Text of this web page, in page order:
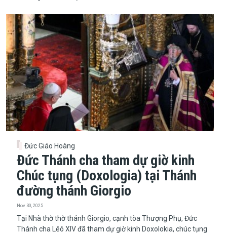
Đức Giáo Hoàng
Đức Thánh cha tham dự giờ kinh
Chúc tụng (Doxologia) tại Thánh
đường thánh Giorgio
Nov 30, 2025
​​​​​​​Tại Nhà thờ thờ thánh Giorgio, cạnh tòa Thượng Phụ, Đức
Thánh cha Lêô XIV đã tham dự giờ kinh Doxolokia, chúc tụng